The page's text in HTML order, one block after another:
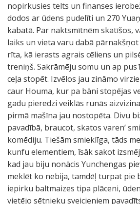
nopirkusies telts un finanses
dodos ar ūdens pudelīti un 270
kabatā. Par naktsmītnēm skatīšos,
laiks un vieta varu dabā
rīta, kā ierasts agrais cēliens un
treniņš. Sakrāmēju somu un ap
ceļa stopēt. Izvēlos jau zināmo
caur Houma, kur pa bāni stopējas
gadu pieredzi veiklās runās
pirmā mašīna jau nostopēta. Divu
pavadībā, braucot, skatos varen’
komēdiju. Tiešām smieklīga, tāds
kunfu elementiem, īsāk sakot
kad jau biju nonācis Yunchengas
meklēt ko nebija, tamdēļ turpat pie
iepirku baltmaizes tipa plāceni,
vietējo sētnieku sveicieniem